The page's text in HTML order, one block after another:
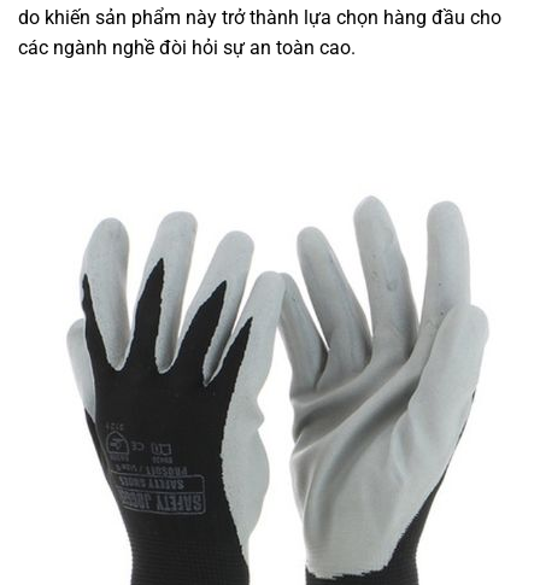
do khiến sản phẩm này trở thành lựa chọn hàng đầu cho
các ngành nghề đòi hỏi sự an toàn cao.